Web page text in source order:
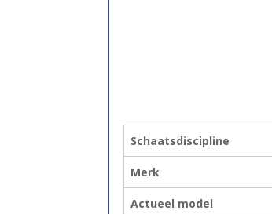
Schaatsdiscipline
Merk
Actueel model